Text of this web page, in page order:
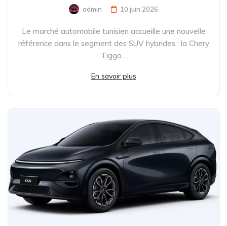
admin 10 juin 2026
Le marché automobile tunisien accueille une nouvelle
référence dans le segment des SUV hybrides : la Chery
Tiggo...
En savoir plus